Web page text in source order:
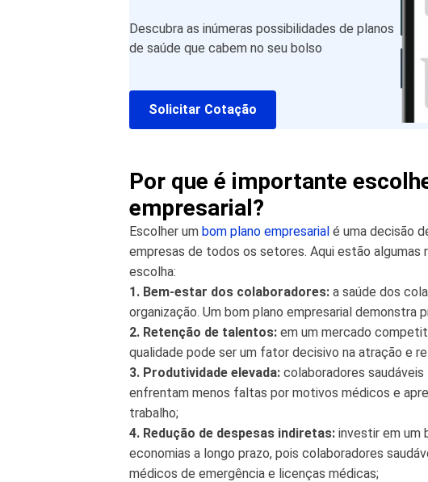
Descubra as inúmeras possibilidades de planos
de saúde que cabem no seu bolso
Solicitar Cotação
Por que é importante
empresarial?
Escolher um bom plano empresarial é uma decisão
empresas de todos os setores. Aqui estão algumas
escolha:
1. Bem-estar dos colaboradores: a saúde dos
organização. Um bom plano empresarial demonstra
2. Retenção de talentos: em um mercado
qualidade pode ser um fator decisivo na atração e
3. Produtividade elevada: colaboradores
enfrentam menos faltas por motivos médicos e
trabalho;
4. Redução de despesas indiretas: investir em um
economias a longo prazo, pois colaboradores
médicos de emergência e licenças médicas;